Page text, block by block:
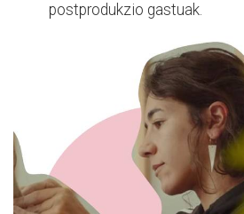
postprodukzio gastuak.